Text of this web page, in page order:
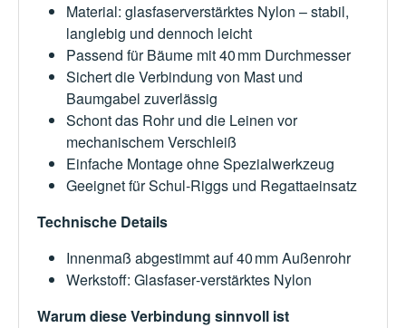
Material: glasfaserverstärktes Nylon – stabil,
langlebig und dennoch leicht
Passend für Bäume mit 40 mm Durchmesser
Sichert die Verbindung von Mast und
Baumgabel zuverlässig
Schont das Rohr und die Leinen vor
mechanischem Verschleiß
Einfache Montage ohne Spezialwerkzeug
Geeignet für Schul‑Riggs und Regattaeinsatz
Technische Details
Innenmaß abgestimmt auf 40 mm Außenrohr
Werkstoff: Glasfaser‑verstärktes Nylon
Warum diese Verbindung sinnvoll ist